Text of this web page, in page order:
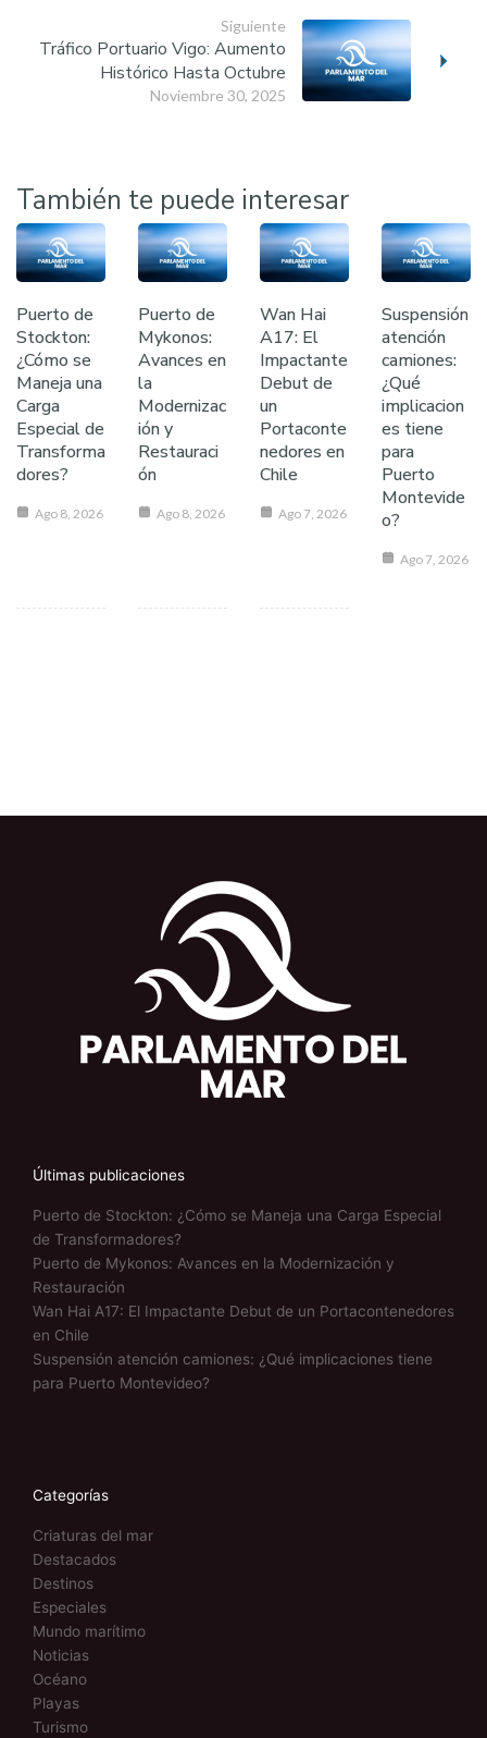
Siguiente
Noviembre 30, 2025
Tráfico Portuario Vigo: Aumento
Histórico Hasta Octubre
También te puede interesar
Puerto de
Stockton:
¿Cómo se
Maneja una
Carga
Especial de
Transforma
dores?
Ago 8, 2026
Puerto de
Mykonos:
Avances en
la
Modernizac
ión y
Restauraci
ón
Ago 8, 2026
Wan Hai
A17: El
Impactante
Debut de
un
Portaconte
nedores en
Chile
Ago 7, 2026
Suspensión
atención
camiones:
¿Qué
implicacion
es tiene
para
Puerto
Montevide
o?
Ago 7, 2026
Últimas publicaciones
Puerto de Stockton: ¿Cómo se Maneja una Carga Especial
de Transformadores?
Puerto de Mykonos: Avances en la Modernización y
Restauración
Wan Hai A17: El Impactante Debut de un Portacontenedores
en Chile
Suspensión atención camiones: ¿Qué implicaciones tiene
para Puerto Montevideo?
Categorías
Criaturas del mar
Destacados
Destinos
Especiales
Mundo marítimo
Noticias
Océano
Playas
Turismo